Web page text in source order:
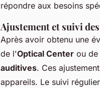
répondre aux besoins
Ajustement et suivi
Après avoir obtenu une
de l'Optical Center ou de
auditives. Ces
appareils. Le suivi